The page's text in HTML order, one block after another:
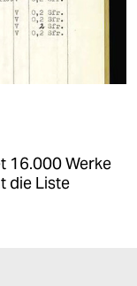
16.000 Werke
die Liste